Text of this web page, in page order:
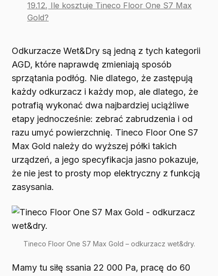
19.12. Ile kosztuje Tineco Floor One S7 Max
Gold?
Odkurzacze Wet&Dry są jedną z tych kategorii
AGD, które naprawdę zmieniają sposób
sprzątania podłóg. Nie dlatego, że zastępują
każdy odkurzacz i każdy mop, ale dlatego, że
potrafią wykonać dwa najbardziej uciążliwe
etapy jednocześnie: zebrać zabrudzenia i od
razu umyć powierzchnię. Tineco Floor One S7
Max Gold należy do wyższej półki takich
urządzeń, a jego specyfikacja jasno pokazuje,
że nie jest to prosty mop elektryczny z funkcją
zasysania.
Tineco Floor One S7 Max Gold – odkurzacz wet&dry.
Mamy tu siłę ssania 22 000 Pa, pracę do 60